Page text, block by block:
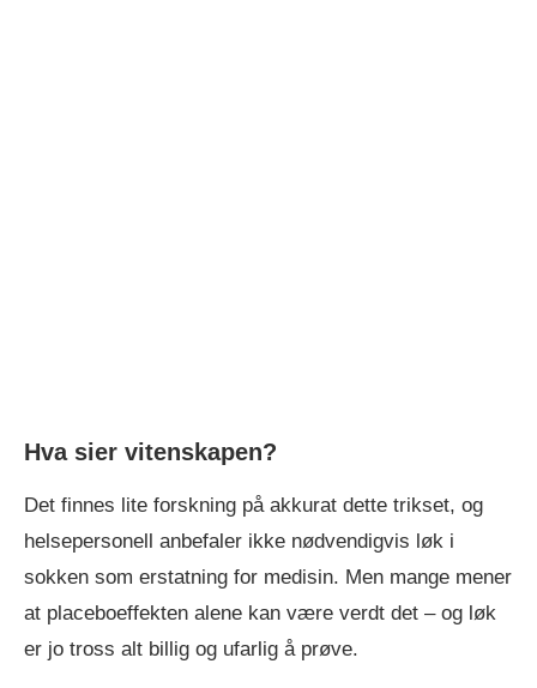
Hva sier vitenskapen?
Det finnes lite forskning på akkurat dette trikset, og
helsepersonell anbefaler ikke nødvendigvis løk i
sokken som erstatning for medisin. Men mange mener
at placeboeffekten alene kan være verdt det – og løk
er jo tross alt billig og ufarlig å prøve.